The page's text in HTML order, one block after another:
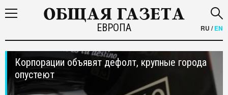
ЕВРОПА RU /EN
Корпорации объявят дефолт, крупные города
опустеют